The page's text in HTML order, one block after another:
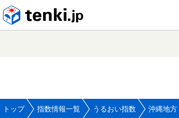
トップ 指数情報一覧 うるおい指数 沖縄地方